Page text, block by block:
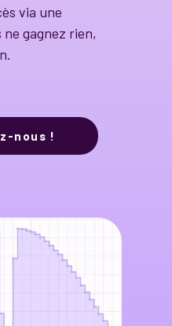
via une
gagnez rien,
nous !